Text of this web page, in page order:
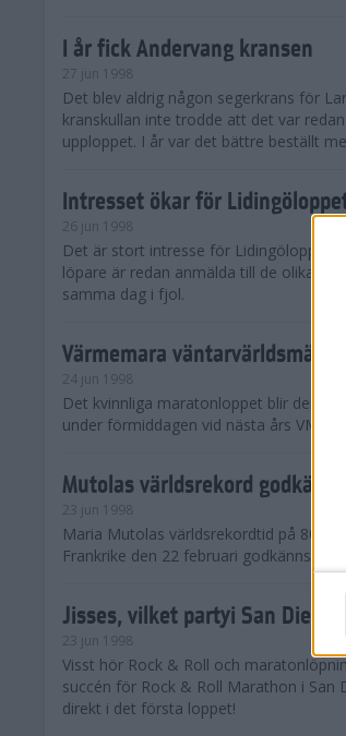
I år fick Andervang kransen
27 jun 1998
Det blev aldrig någon segerkrans för
kranskullan inte trodde att det var
upploppet. I år var det bättre beställt
Intresset ökar för
26 jun 1998
Det är stort intresse för Lidingöloppet
löpare är redan anmälda till de olika
samma dag i fjol.
Värmemara
24 jun 1998
Det kvinnliga maratonloppet blir den
under förmiddagen vid nästa års VM i
Mutolas världsrekord
23 jun 1998
Maria Mutolas världsrekordtid på 800
Frankrike den 22 februari godkänns ej.
Jisses, vilket partyi San Diego!
23 jun 1998
Visst hör Rock & Roll och
succén för Rock & Roll Marathon i San
direkt i det första loppet!